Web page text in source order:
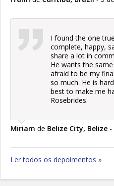
I found the one
complete, happy,
share a lot in
He wants the
afraid to be my
so much. He is
best to make me
Rosebrides.
Miriam de Belize City, Belize -
Ler todos os depoimentos »